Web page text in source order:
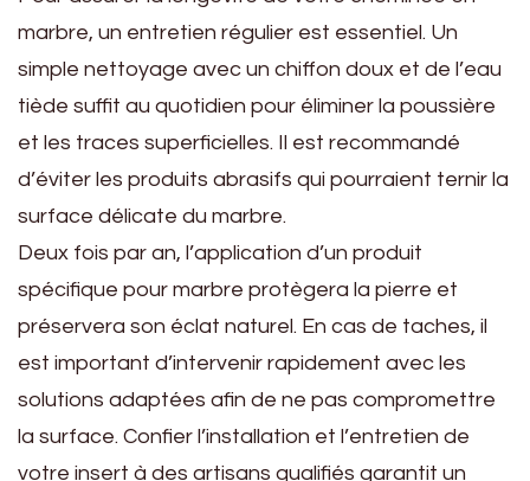
marbre, un entretien régulier est essentiel. Un
simple nettoyage avec un chiffon doux et de l’eau
tiède suffit au quotidien pour éliminer la poussière
et les traces superficielles. Il est recommandé
d’éviter les produits abrasifs qui pourraient ternir la
surface délicate du marbre.
Deux fois par an, l’application d’un produit
spécifique pour marbre protègera la pierre et
préservera son éclat naturel. En cas de taches, il
est important d’intervenir rapidement avec les
solutions adaptées afin de ne pas compromettre
la surface. Confier l’installation et l’entretien de
votre insert à des artisans qualifiés garantit un